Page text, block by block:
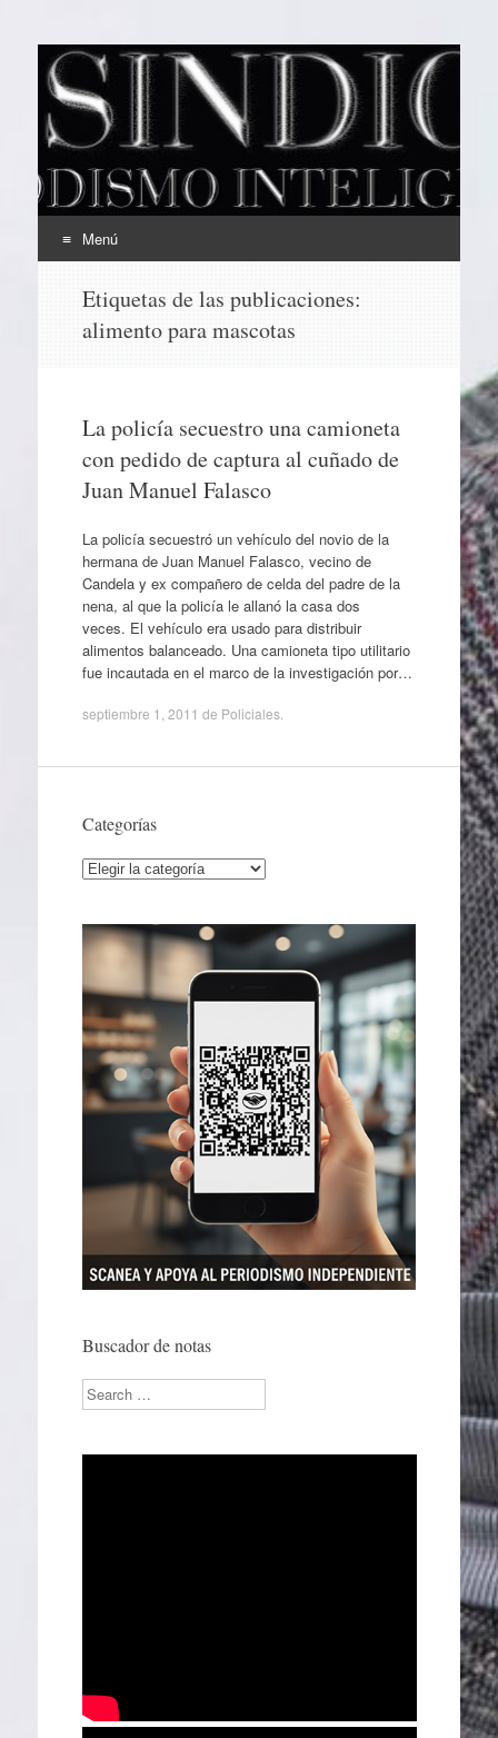
EL SINDICAL
Periodismo Inteligente
Menú
contenido
Etiquetas de las publicaciones:
alimento para mascotas
La policía secuestro una camioneta
con pedido de captura al cuñado de
Juan Manuel Falasco
La policía secuestró un vehículo del novio de la
hermana de Juan Manuel Falasco, vecino de
Candela y ex compañero de celda del padre de la
nena, al que la policía le allanó la casa dos
veces. El vehículo era usado para distribuir
alimentos balanceado. Una camioneta tipo utilitario
fue incautada en el marco de la investigación por…
septiembre 1, 2011 de Policiales.
Categorías
Categorías
Buscador de notas
Search